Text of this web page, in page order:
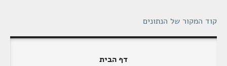
קוד המקור של הנתונים
דף הבית